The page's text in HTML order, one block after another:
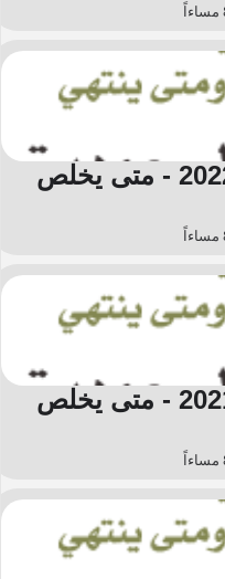
متى ينتهي الشتاء 2022 - متى يخلص
متى ينتهي الشتاء 2021 - متى يخلص